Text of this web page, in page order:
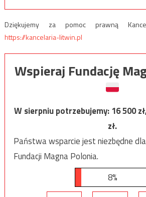
Dziękujemy za pomoc prawną
https://kancelaria-litwin.pl
Wspieraj Fundację
W sierpniu potrzebujemy:16 500
zł.
Państwa wsparcie jest niezbędne
Fundacji Magna Polonia.
8%